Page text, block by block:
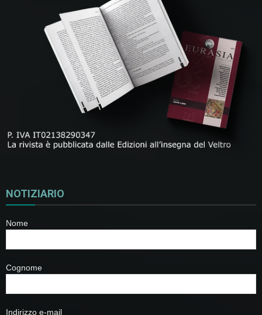
NOTIZIARIO
Nome
Cognome
Indirizzo e-mail